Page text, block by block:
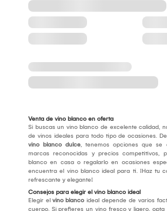
Venta de vino blanco en oferta
Si buscas un vino blanco de excelente calidad,
de vinos ideales para todo tipo de ocasiones.
vino blanco dulce, tenemos opciones que se
marcas reconocidas y precios competitivos,
blanco en casa o regalarlo en ocasiones
encuentra el vino blanco ideal para ti. ¡Haz tu
refrescante y elegante!
Consejos para elegir el vino blanco ideal
Elegir el vino blanco ideal depende de varios
cuerpo. Si prefieres un vino fresco y ligero,